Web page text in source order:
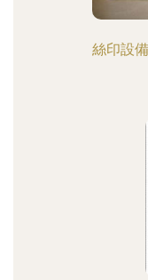
絲印設